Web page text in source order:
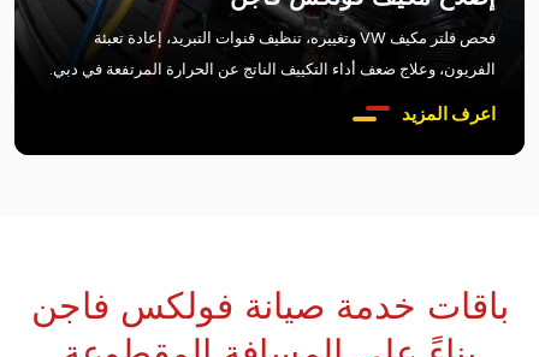
فحص فلتر مكيف VW وتغييره، تنظيف قنوات التبريد، إعادة تعبئة
الفريون، وعلاج ضعف أداء التكييف الناتج عن الحرارة المرتفعة في دبي.
اعرف المزيد
باقات خدمة صيانة فولكس فاجن
بناءً على المسافة المقطوعة